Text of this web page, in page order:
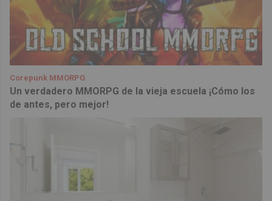
Corepunk MMORPG
Un verdadero MMORPG de la vieja escuela ¡Cómo los
de antes, pero mejor!